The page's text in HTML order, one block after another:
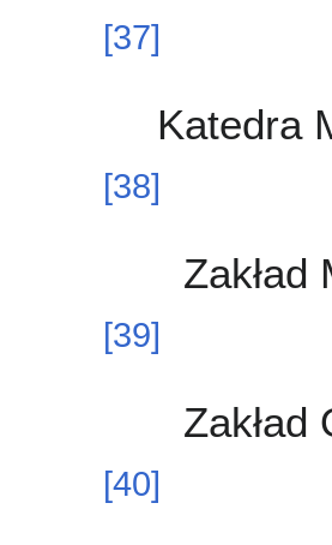
[37]
Katedra
[38]
Zakład
[39]
Zakład
[40]